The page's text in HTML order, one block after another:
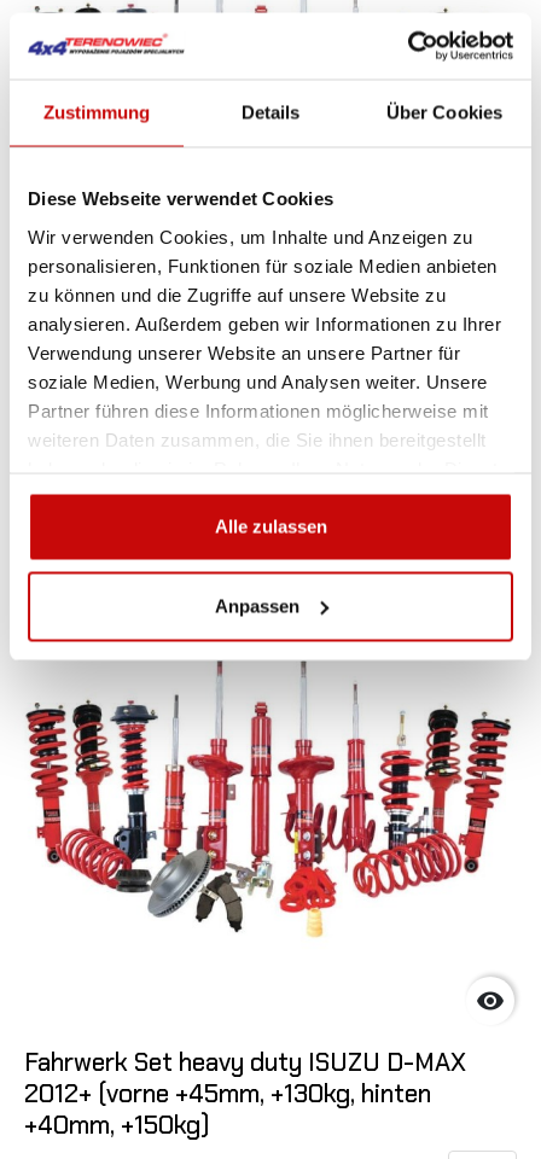
Zustimmung Details Über Cookies
Diese Webseite verwendet Cookies
Wir verwenden Cookies, um Inhalte und Anzeigen zu
personalisieren, Funktionen für soziale Medien anbieten
zu können und die Zugriffe auf unsere Website zu
analysieren. Außerdem geben wir Informationen zu Ihrer
Verwendung unserer Website an unsere Partner für
soziale Medien, Werbung und Analysen weiter. Unsere
Partner führen diese Informationen möglicherweise mit
weiteren Daten zusammen, die Sie ihnen bereitgestellt
gesammelt haben.
Alle zulassen
Anpassen
Fahrwerk Set hintere extra heavy duty
ISUZU D-MAX 2012++ (+40mm/+300kg)
Nicht auf Lager

Fahrwerk Set heavy duty ISUZU D-MAX
2012+ (vorne +45mm, +130kg, hinten
+40mm, +150kg)